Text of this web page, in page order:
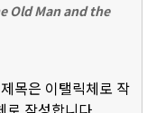
Old Man and the
목은 이탤릭체로 작